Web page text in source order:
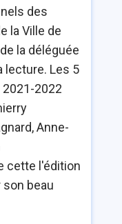
des
la Ville de
la déléguée
lecture. Les 5
2022
Anne-
cette l'édition
son beau